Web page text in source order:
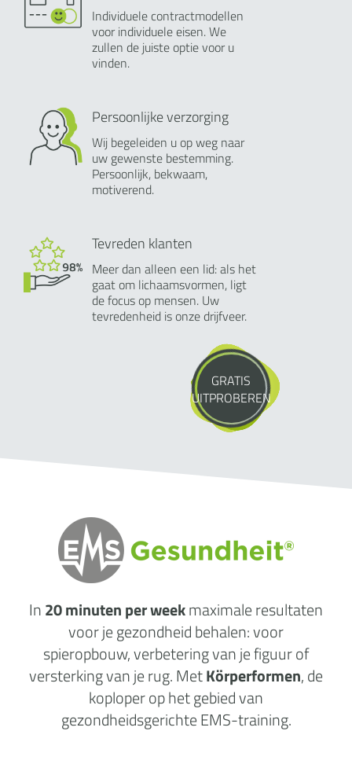
Individuele contractmodellen
voor individuele eisen. We
zullen de juiste optie voor u
vinden.
Persoonlijke verzorging
Wij begeleiden u op weg naar
uw gewenste bestemming.
Persoonlijk, bekwaam,
motiverend.
Tevreden klanten
Meer dan alleen een lid: als het
gaat om lichaamsvormen, ligt
de focus op mensen. Uw
tevredenheid is onze drijfveer.
GRATIS
UITPROBEREN
In20 minuten per weekmaximaleresultaten
voor je gezondheid behalen: voor
spieropbouw, verbetering van je figuur of
versterking van je rug. MetKörperformen, de
koploper op het gebied van
gezondheidsgerichte EMS-training.